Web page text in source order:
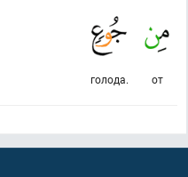
от
голода.